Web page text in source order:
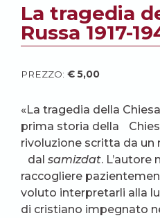
La tragedia
Russa 1917-
PREZZO: €5,00
«La tragedia della Chiesa
prima storia della
rivoluzione scritta da un
dal samizdat. L’autore
raccogliere
voluto interpretarli alla
di cristiano impegnato